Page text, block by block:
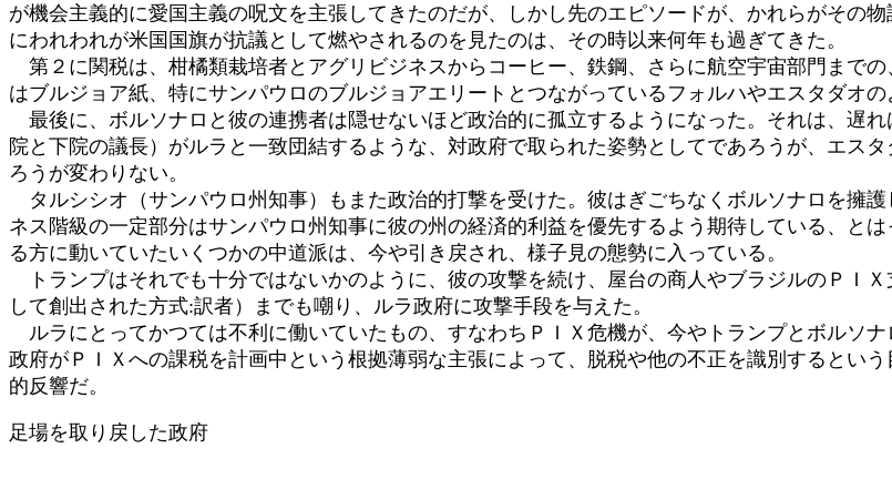
が機会主義的に愛国主義の呪文を主張してきたのだが、しかし先のエピソードが、かれらがその
にわれわれが米国国旗が抗議として燃やされるのを見たのは、その時以来何年も過ぎてきた。
第２に関税は、柑橘類栽培者とアグリビジネスからコーヒー、鉄鋼、さらに航空宇宙部門まで
はブルジョア紙、特にサンパウロのブルジョアエリートとつながっているフォルハやエスタダオの
最後に、ボルソナロと彼の連携者は隠せないほど政治的に孤立するようになった。それは、遅
院と下院の議長）がルラと一致団結するような、対政府で取られた姿勢としてであろうが、エス
ろうが変わりない。
タルシシオ（サンパウロ州知事）もまた政治的打撃を受けた。彼はぎごちなくボルソナロを擁
ネス階級の一定部分はサンパウロ州知事に彼の州の経済的利益を優先するよう期待している、と
る方に動いていたいくつかの中道派は、今や引き戻され、様子見の態勢に入っている。
トランプはそれでも十分ではないかのように、彼の攻撃を続け、屋台の商人やブラジルのＰＩ
して創出された方式:訳者）までも嘲り、ルラ政府に攻撃手段を与えた。
ルラにとってかつては不利に働いていたもの、すなわちＰＩＸ危機が、今やトランプとボルソ
政府がＰＩＸへの課税を計画中という根拠薄弱な主張によって、脱税や他の不正を識別するとい
的反響だ。
足場を取り戻した政府